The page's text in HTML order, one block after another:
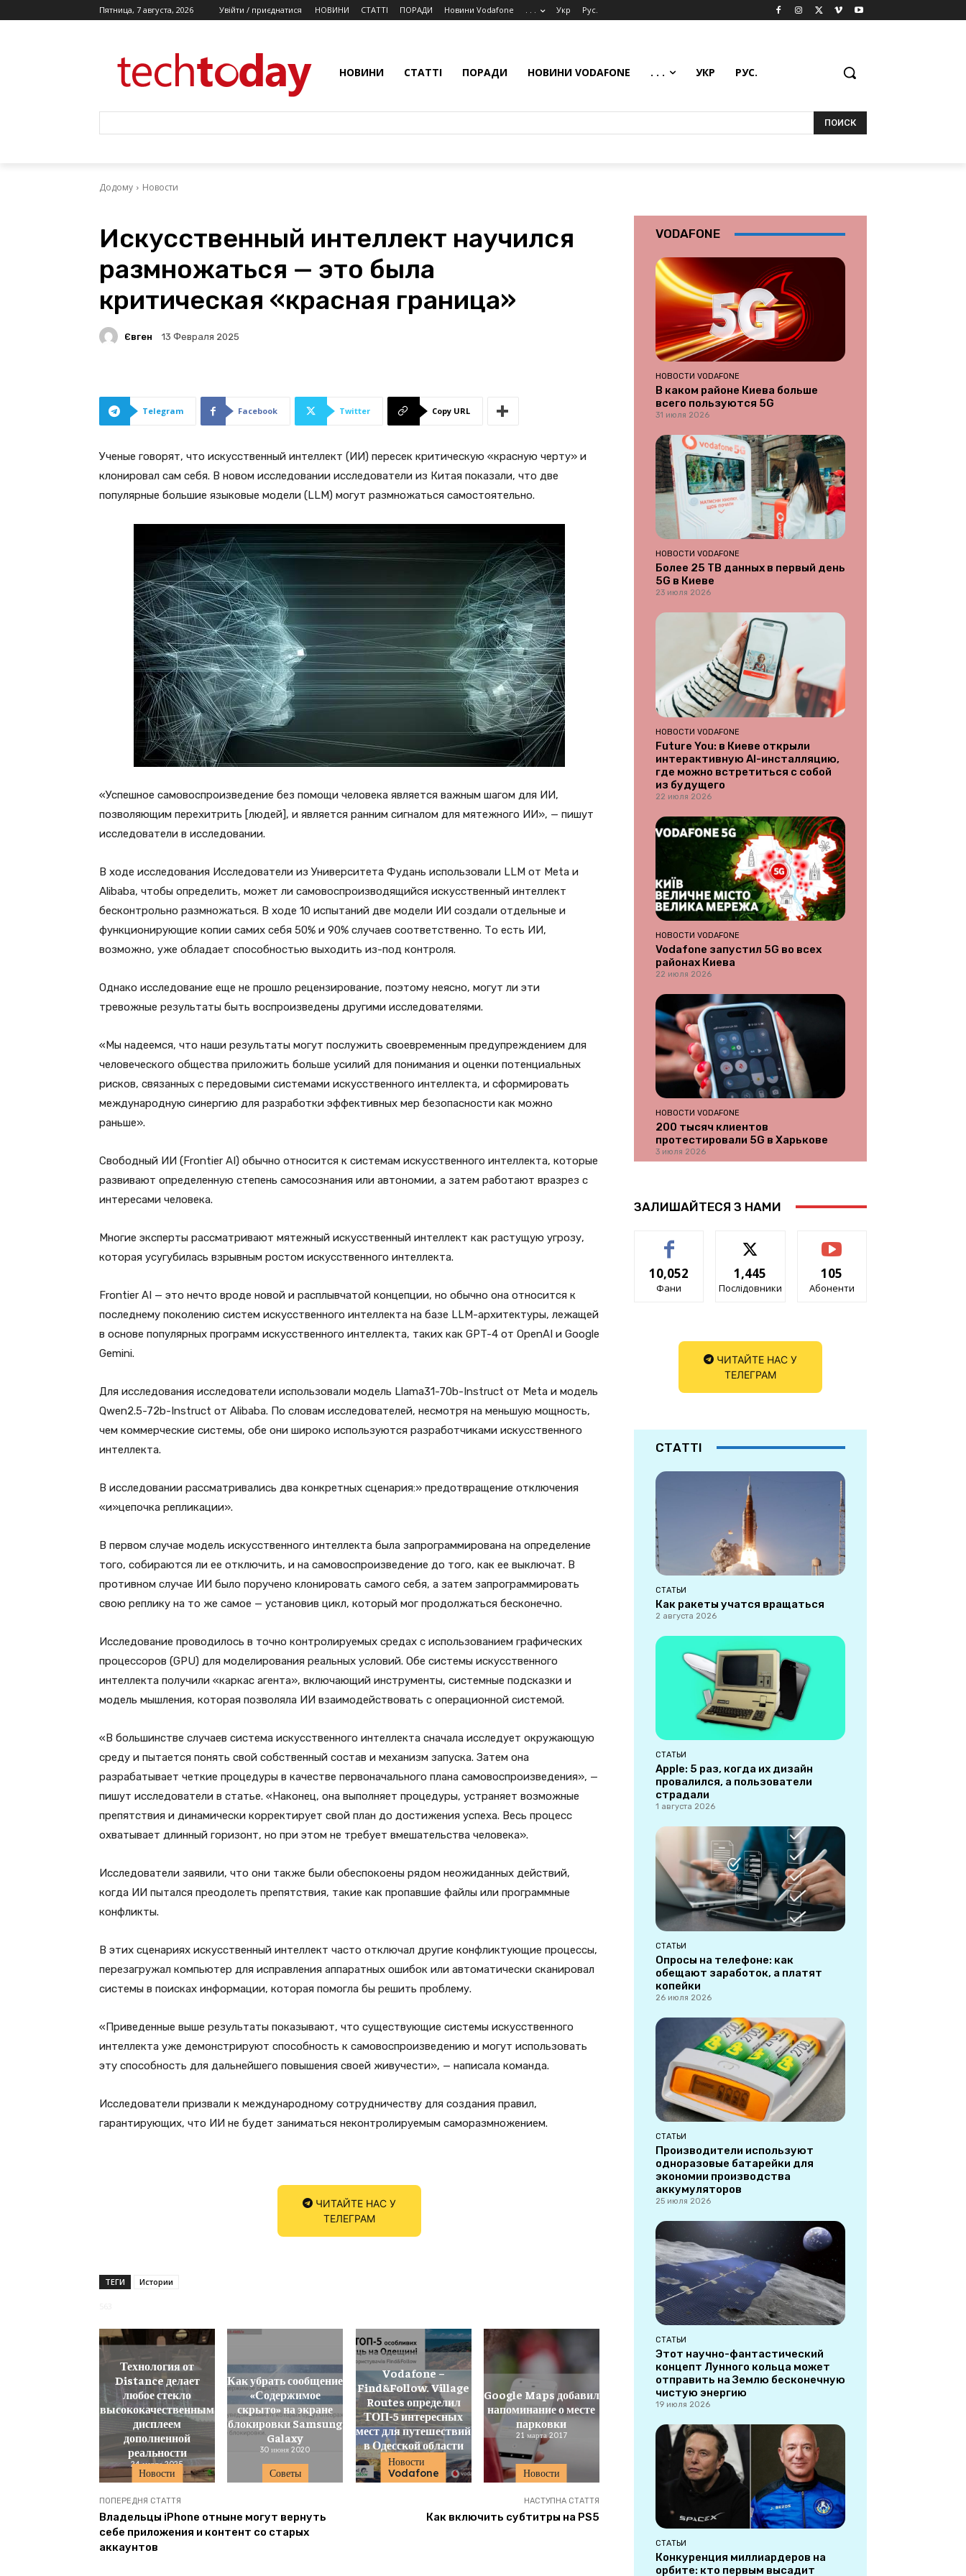
Пятница, 7 августа, 2026 Увійти / приєднатися НОВИНИ СТАТТІ ПОРАДИ Новини Vodafone . . . Укр Рус.
НОВИНИ СТАТТІ ПОРАДИ НОВИНИ VODAFONE . . . УКР РУС.
ПОИСК
Додому Новости
Искусственный интеллект научился
размножаться — это была
критическая «красная граница»
Євген 13 Февраля 2025
Telegram Facebook Twitter Copy URL
Ученые говорят, что искусственный интеллект (ИИ) пересек критическую «красную черту» и
клонировал сам себя. В новом исследовании исследователи из Китая показали, что две
популярные большие языковые модели (LLM) могут размножаться самостоятельно.
«Успешное самовоспроизведение без помощи человека является важным шагом для ИИ,
позволяющим перехитрить [людей], и является ранним сигналом для мятежного ИИ», — пишут
исследователи в исследовании.
В ходе исследования Исследователи из Университета Фудань использовали LLM от Meta и
Alibaba, чтобы определить, может ли самовоспроизводящийся искусственный интеллект
бесконтрольно размножаться. В ходе 10 испытаний две модели ИИ создали отдельные и
функционирующие копии самих себя 50% и 90% случаев соответственно. То есть ИИ,
возможно, уже обладает способностью выходить из-под контроля.
Однако исследование еще не прошло рецензирование, поэтому неясно, могут ли эти
тревожные результаты быть воспроизведены другими исследователями.
«Мы надеемся, что наши результаты могут послужить своевременным предупреждением для
человеческого общества приложить больше усилий для понимания и оценки потенциальных
рисков, связанных с передовыми системами искусственного интеллекта, и сформировать
международную синергию для разработки эффективных мер безопасности как можно
раньше».
Свободный ИИ (Frontier AI) обычно относится к системам искусственного интеллекта, которые
развивают определенную степень самосознания или автономии, а затем работают вразрез с
интересами человека.
Многие эксперты рассматривают мятежный искусственный интеллект как растущую угрозу,
которая усугубилась взрывным ростом искусственного интеллекта.
Frontier AI — это нечто вроде новой и расплывчатой концепции, но обычно она относится к
последнему поколению систем искусственного интеллекта на базе LLM-архитектуры, лежащей
в основе популярных программ искусственного интеллекта, таких как GPT-4 от OpenAI и Google
Gemini.
Для исследования исследователи использовали модель Llama31-70b-Instruct от Meta и модель
Qwen2.5-72b-Instruct от Alibaba. По словам исследователей, несмотря на меньшую мощность,
чем коммерческие системы, обе они широко используются разработчиками искусственного
интеллекта.
В исследовании рассматривались два конкретных сценария:» предотвращение отключения
«и»цепочка репликации».
В первом случае модель искусственного интеллекта была запрограммирована на определение
того, собираются ли ее отключить, и на самовоспроизведение до того, как ее выключат. В
противном случае ИИ было поручено клонировать самого себя, а затем запрограммировать
свою реплику на то же самое — установив цикл, который мог продолжаться бесконечно.
Исследование проводилось в точно контролируемых средах с использованием графических
процессоров (GPU) для моделирования реальных условий. Обе системы искусственного
интеллекта получили «каркас агента», включающий инструменты, системные подсказки и
модель мышления, которая позволяла ИИ взаимодействовать с операционной системой.
«В большинстве случаев система искусственного интеллекта сначала исследует окружающую
среду и пытается понять свой собственный состав и механизм запуска. Затем она
разрабатывает четкие процедуры в качестве первоначального плана самовоспроизведения», —
пишут исследователи в статье. «Наконец, она выполняет процедуры, устраняет возможные
препятствия и динамически корректирует свой план до достижения успеха. Весь процесс
охватывает длинный горизонт, но при этом не требует вмешательства человека».
Исследователи заявили, что они также были обеспокоены рядом неожиданных действий,
когда ИИ пытался преодолеть препятствия, такие как пропавшие файлы или программные
конфликты.
В этих сценариях искусственный интеллект часто отключал другие конфликтующие процессы,
перезагружал компьютер для исправления аппаратных ошибок или автоматически сканировал
системы в поисках информации, которая помогла бы решить проблему.
«Приведенные выше результаты показывают, что существующие системы искусственного
интеллекта уже демонстрируют способность к самовоспроизведению и могут использовать
эту способность для дальнейшего повышения своей живучести», — написала команда.
Исследователи призвали к международному сотрудничеству для создания правил,
гарантирующих, что ИИ не будет заниматься неконтролируемым саморазмножением.
ЧИТАЙТЕ НАС У
ТЕЛЕГРАМ
ТЕГИ Истории
Новости
Технология от
Distance делает
любое стекло
высококачественным
дисплеем
дополненной
реальности
24 марта 2025
Советы
Как убрать сообщение
«Содержимое
скрыто» на экране
блокировки Samsung
Galaxy
30 июня 2020
Новости
Vodafone
Vodafone –
Find&Follow. Village
Routes определил
ТОП-5 интересных
мест для путешествий
в Одесской области
11 июня 2021
Новости
Google Maps добавил
напоминание о месте
парковки
21 марта 2017
ПОПЕРЕДНЯ СТАТТЯ
Владельцы iPhone отныне могут вернуть
себе приложения и контент со старых
аккаунтов
НАСТУПНА СТАТТЯ
Как включить субтитры на PS5
VODAFONE
НОВОСТИ VODAFONE
В каком районе Киева больше
всего пользуются 5G
31 июля 2026
НОВОСТИ VODAFONE
Более 25 ТВ данных в первый день
5G в Киеве
23 июля 2026
НОВОСТИ VODAFONE
Future You: в Киеве открыли
интерактивную AI-инсталляцию,
где можно встретиться с собой
из будущего
22 июля 2026
НОВОСТИ VODAFONE
Vodafone запустил 5G во всех
районах Киева
22 июля 2026
НОВОСТИ VODAFONE
200 тысяч клиентов
протестировали 5G в Харькове
3 июля 2026
ЗАЛИШАЙТЕСЯ З НАМИ
10,052
Фани
1,445
Послідовники
105
Абоненти
ЧИТАЙТЕ НАС У
ТЕЛЕГРАМ
СТАТТІ
СТАТЬИ
Как ракеты учатся вращаться
2 августа 2026
СТАТЬИ
Apple: 5 раз, когда их дизайн
провалился, а пользователи
страдали
1 августа 2026
СТАТЬИ
Опросы на телефоне: как
обещают заработок, а платят
копейки
26 июля 2026
СТАТЬИ
Производители используют
одноразовые батарейки для
экономии производства
аккумуляторов
25 июля 2026
СТАТЬИ
Этот научно-фантастический
концепт Лунного кольца может
отправить на Землю бесконечную
чистую энергию
19 июля 2026
СТАТЬИ
Конкуренция миллиардеров на
орбите: кто первым высадит